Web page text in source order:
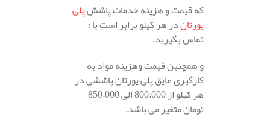
که قیمت و هزینه خدمات پاششپلی
یورتاندر هر کیلو برابر است با :
تماس بگیرید.
و همچنین قیمت وهزینه مواد به
کارگیری عایق پلی یورتان پاششی در
هر کیلو از 800.000 الی 850.000
تومان متغیر می باشد.